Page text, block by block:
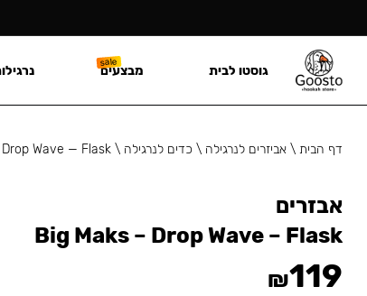
דף הבית\ אביזרים לנרגילה \ כדים לנרגילה \
Wave — Flask
אבזרים
Big Maks – Drop Wave – Flask
₪119
גוסטו לבית מבצעים